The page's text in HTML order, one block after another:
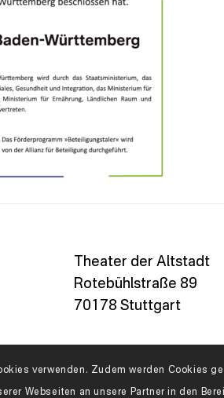
Theater der Altstadt
Rotebühlstraße 89
70178 Stuttgart
verwenden. Zudem werden Cookies
Webseiten an unsere Partner in den